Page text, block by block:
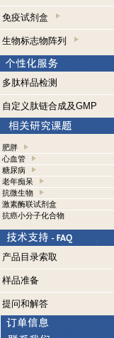
免疫试剂盒
生物标志物阵列
多肽样品检测
自定义肽链合成及GMP
肥胖
心血管
糖尿病
老年痴呆
抗微生物
激素酶联试剂盒
抗癌小分子化合物
产品目录索取
样品准备
提问和解答